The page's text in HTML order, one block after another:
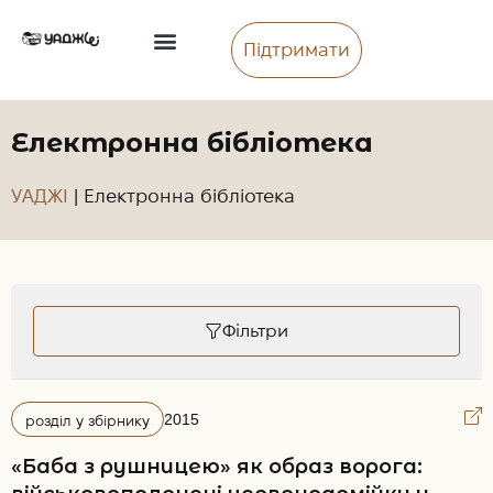
Підтримати
Електронна бібліотека
УАДЖІ | Електронна бібліотека
Фільтри
розділ у збірнику 2015
«Баба з рушницею» як образ ворога: